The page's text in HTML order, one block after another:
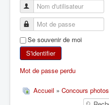
ALPINISME
SKI DE RANDONNÉE
RANDONNÉE
Se souvenir de moi
S'identifier
Mot de passe perdu
Accueil » Concours